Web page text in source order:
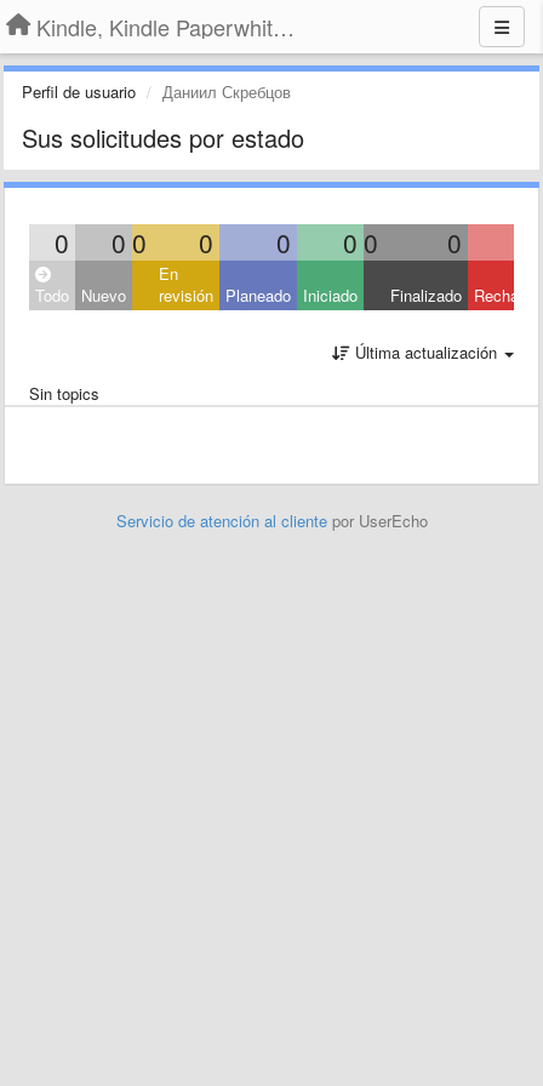
Kindle, Kindle Paperwhite, Kindle Voyage
Perfil de usuario Даниил Скребцов
Sus solicitudes por estado
0 0 0 0 0 0 0 0
Todo Nuevo
En
revisión Planeado Iniciado Finalizado
Última actualización
Sin topics
Servicio de atención al cliente por UserEcho